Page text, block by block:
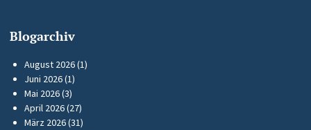
Blogarchiv
August 2026(1)
Juni 2026(1)
Mai 2026(3)
April 2026(27)
März 2026(31)